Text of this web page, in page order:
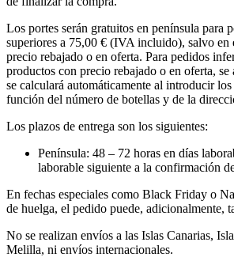
Los portes serán gratuitos en península para
superiores a 75,00 € (IVA incluido), salvo en
precio rebajado o en oferta. Para pedidos
productos con precio rebajado o en oferta,
se calculará automáticamente al introducir
función del número de botellas y de la
Los plazos de entrega son los siguientes:
Península: 48 – 72 horas en días
laborable siguiente a la confirmación
En fechas especiales como Black Friday o
de huelga, el pedido puede, adicionalmente,
No se realizan envíos a las Islas Canarias,
Melilla, ni envíos internacionales.